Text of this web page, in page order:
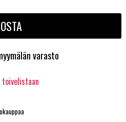
OSTA
varasto
toivelistaan